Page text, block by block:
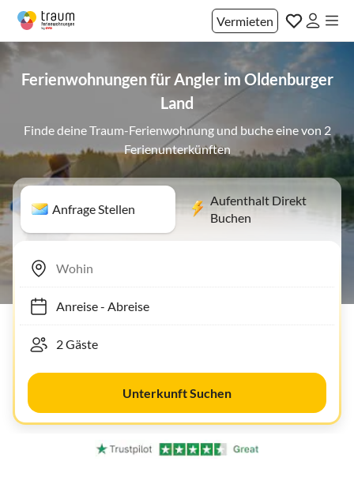
Vermieten
Ferienwohnungen für Angler im Oldenburger
Land
Finde deine Traum-Ferienwohnung und buche eine von 2
Ferienunterkünften
Anfrage Stellen
Aufenthalt Direkt
Buchen
Anreise- Abreise
Unterkunft Suchen